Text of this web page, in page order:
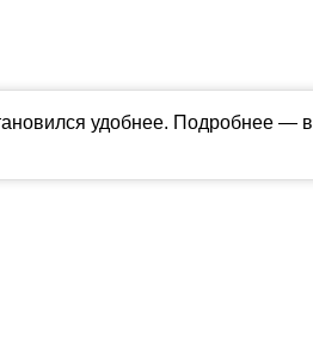
удобнее. Подробнее — в